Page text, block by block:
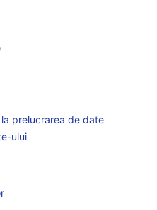
prelucrarea de date
ului